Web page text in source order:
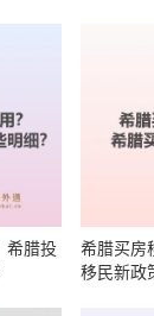
希腊投
希腊买房
移民新政